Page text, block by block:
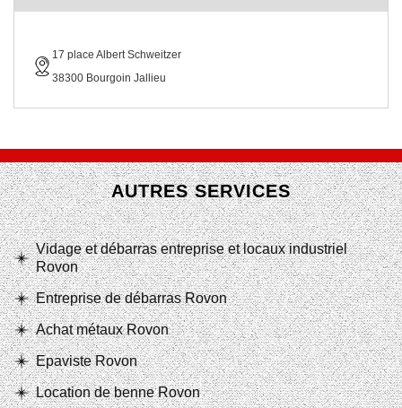
17 place Albert Schweitzer
38300 Bourgoin Jallieu
AUTRES SERVICES
Vidage et débarras entreprise et locaux industriel
Rovon
Entreprise de débarras Rovon
Achat métaux Rovon
Epaviste Rovon
Location de benne Rovon